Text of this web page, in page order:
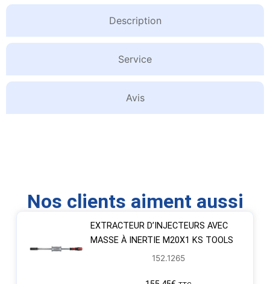
Description
Service
Avis
Nos clients aiment aussi
EXTRACTEUR D’INJECTEURS AVEC
MASSE À INERTIE M20X1 KS TOOLS
152.1265